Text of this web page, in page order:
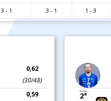
3 - 1 3 - 1 1 - 3
0,62
(30/48)
0,59
2°